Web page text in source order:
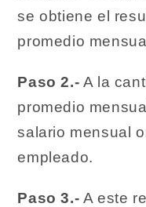
se obtiene el
promedio
Paso 2.- A la
promedio
salario mensual
empleado.
Paso 3.- A este